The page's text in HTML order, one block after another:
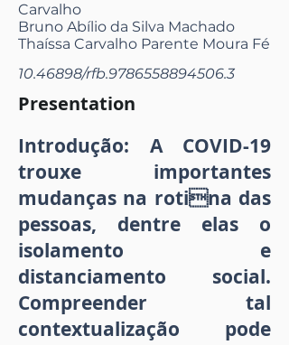
Carvalho
Bruno Abílio da Silva Machado
Thaíssa Carvalho Parente Moura Fé
10.46898/rfb.9786558894506.3
Presentation
Introdução: A COVID-19
trouxe importantes
mudanças na rotina das
pessoas, dentre elas o
isolamento e
distanciamento social.
Compreender tal
contextualização pode